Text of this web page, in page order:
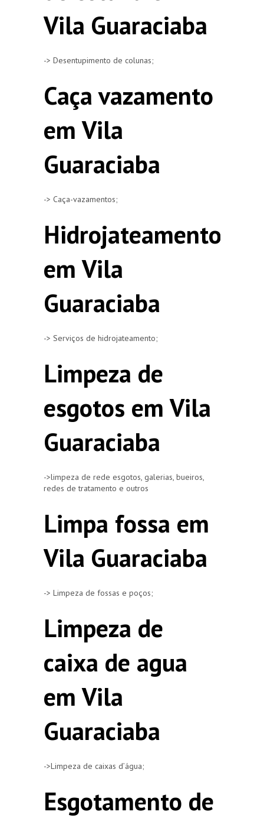
Vila Guaraciaba
-> Desentupimento de colunas;
Caça vazamento
em Vila
Guaraciaba
-> Caça-vazamentos;
Hidrojateamento
em Vila
Guaraciaba
-> Serviços de hidrojateamento;
Limpeza de
esgotos em Vila
Guaraciaba
->limpeza de rede esgotos, galerias, bueiros,
redes de tratamento e outros
Limpa fossa em
Vila Guaraciaba
-> Limpeza de fossas e poços;
Limpeza de
caixa de agua
em Vila
Guaraciaba
->Limpeza de caixas d’água;
Esgotamento de